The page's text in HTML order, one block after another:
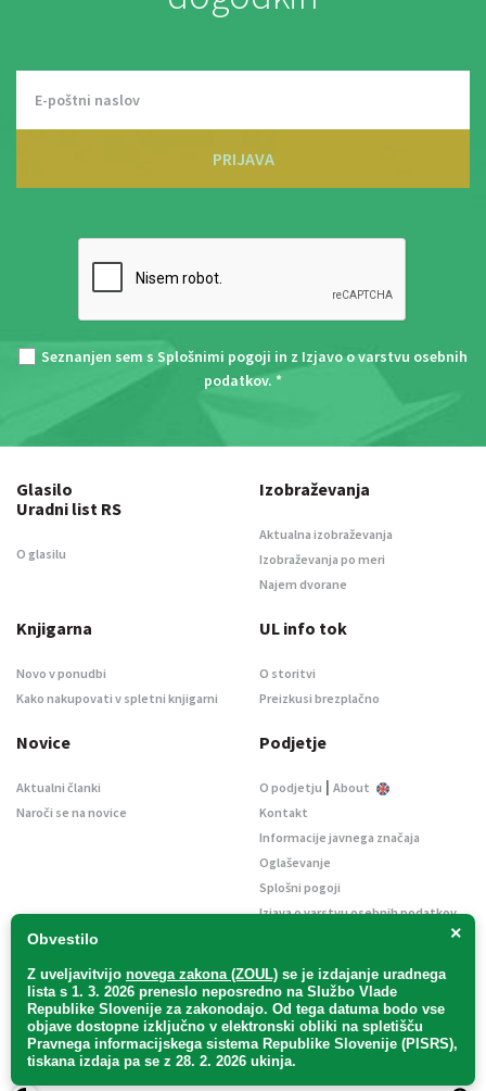
PRIJAVA
Seznanjen sem s Splošnimi pogoji in z Izjavo o varstvu osebnih
podatkov. *
×
Obvestilo
Z uveljavitvijo novega zakona (ZOUL) se je izdajanje uradnega
lista s 1. 3. 2026 preneslo neposredno na Službo Vlade
Republike Slovenije za zakonodajo. Od tega datuma bodo vse
objave dostopne izključno v elektronski obliki na spletišču
Pravnega informacijskega sistema Republike Slovenije (PISRS),
tiskana izdaja pa se z 28. 2. 2026 ukinja.
Glasilo
Uradni list RS
O glasilu
Izobraževanja
Aktualna izobraževanja
Izobraževanja po meri
Najem dvorane
Knjigarna
Novo v ponudbi
Kako nakupovati v spletni knjigarni
UL info tok
O storitvi
Preizkusi brezplačno
Novice
Aktualni članki
Naroči se na novice
Podjetje
O podjetju | About
Kontakt
Informacije javnega značaja
Oglaševanje
Splošni pogoji
Izjava o varstvu osebnih podatkov
Uradni list d. o. o. – v likvidaciji / Vse pravice pridržane.